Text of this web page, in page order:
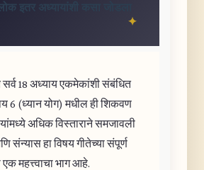
इतर अध्यायांशी कसा जोडला
18 अध्याय एकमेकांशी संबंधित
6 (ध्यान योग) मधील ही शिकवण
अधिक विस्ताराने समजावली
संन्यास हा विषय गीतेच्या संपूर्ण
एक महत्त्वाचा भाग आहे.